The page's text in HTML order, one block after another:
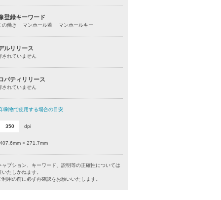
登録キーワード
の働き マンホール蓋 マンホールキー
ルリリース
されていません
パティリリース
されていません
刷物で使用する場合の目安
dpi
× 271.7mm
プション、キーワード、説明等の正確性については
いたしかねます。
用の前に必ず再確認をお願いいたします。